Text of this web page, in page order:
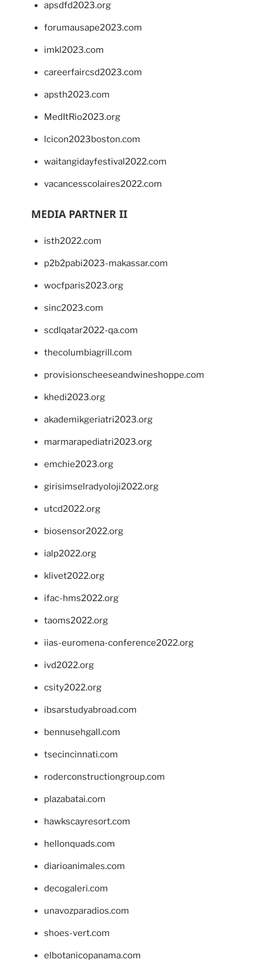
apsdfd2023.org
forumausape2023.com
imkl2023.com
careerfaircsd2023.com
apsth2023.com
MedItRio2023.org
lcicon2023boston.com
waitangidayfestival2022.com
vacancesscolaires2022.com
MEDIA PARTNER II
isth2022.com
p2b2pabi2023-makassar.com
wocfparis2023.org
sinc2023.com
scdlqatar2022-qa.com
thecolumbiagrill.com
provisionscheeseandwineshoppe.com
khedi2023.org
akademikgeriatri2023.org
marmarapediatri2023.org
emchie2023.org
girisimselradyoloji2022.org
utcd2022.org
biosensor2022.org
ialp2022.org
klivet2022.org
ifac-hms2022.org
taoms2022.org
iias-euromena-conference2022.org
ivd2022.org
csity2022.org
ibsarstudyabroad.com
bennusehgall.com
tsecincinnati.com
roderconstructiongroup.com
plazabatai.com
hawkscayresort.com
hellonquads.com
diarioanimales.com
decogaleri.com
unavozparadios.com
shoes-vert.com
elbotanicopanama.com